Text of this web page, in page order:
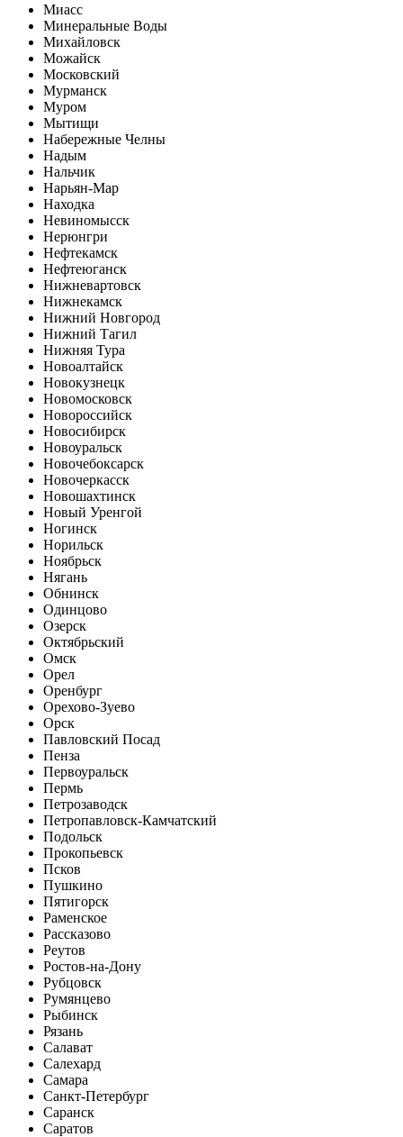
Миасс
Минеральные Воды
Михайловск
Можайск
Московский
Мурманск
Муром
Мытищи
Набережные Челны
Надым
Нальчик
Нарьян-Мар
Находка
Невиномысск
Нерюнгри
Нефтекамск
Нефтеюганск
Нижневартовск
Нижнекамск
Нижний Новгород
Нижний Тагил
Нижняя Тура
Новоалтайск
Новокузнецк
Новомосковск
Новороссийск
Новосибирск
Новоуральск
Новочебоксарск
Новочеркасск
Новошахтинск
Новый Уренгой
Ногинск
Норильск
Ноябрьск
Нягань
Обнинск
Одинцово
Озерск
Октябрьский
Омск
Орел
Оренбург
Орехово-Зуево
Орск
Павловский Посад
Пенза
Первоуральск
Пермь
Петрозаводск
Петропавловск-Камчатский
Подольск
Прокопьевск
Псков
Пушкино
Пятигорск
Раменское
Рассказово
Реутов
Ростов-на-Дону
Рубцовск
Румянцево
Рыбинск
Рязань
Салават
Салехард
Самара
Санкт-Петербург
Саранск
Саратов